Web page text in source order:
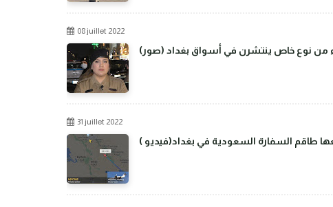
08 juillet 2022
نساء من نوع خاص ينتشرن في أسواق بغداد
31 juillet 2022
طاقم السفارة السعودية في بغداد(فيديو )